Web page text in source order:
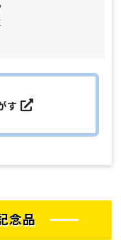
す
念品